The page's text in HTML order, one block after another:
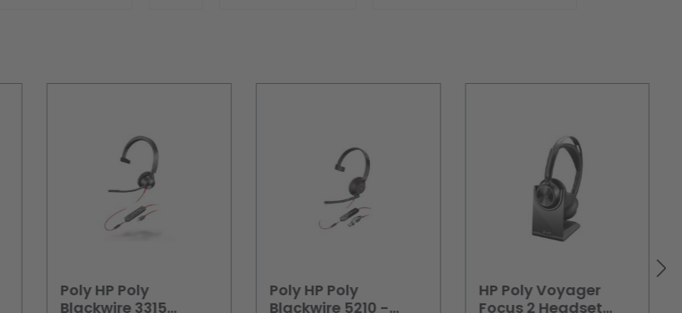
Poly HP Poly
Blackwire 3315
Poly HP Poly
Blackwire 5210 -
HP Poly Voyager
Focus 2 Headset